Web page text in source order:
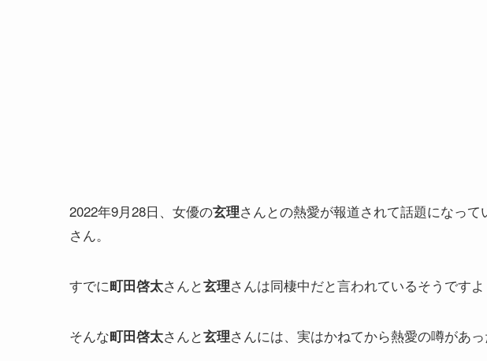
2022年9月28日、女優の玄理さんとの熱愛が報道されて話題になっ
さん。
すでに町田啓太さんと玄理さんは同棲中だと言われているそうですよ
そんな町田啓太さんと玄理さんには、実はかねてから熱愛の噂があっ